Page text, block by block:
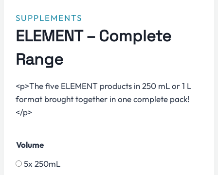
SUPPLEMENTS
ELEMENT – Complete
Range
<p>The five ELEMENT products in 250 mL or 1 L
format brought together in one complete pack!
</p>
Volume
5x 250mL